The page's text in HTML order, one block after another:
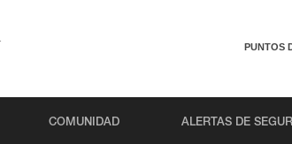
PUNTOS
COMUNIDAD ALERTAS DE